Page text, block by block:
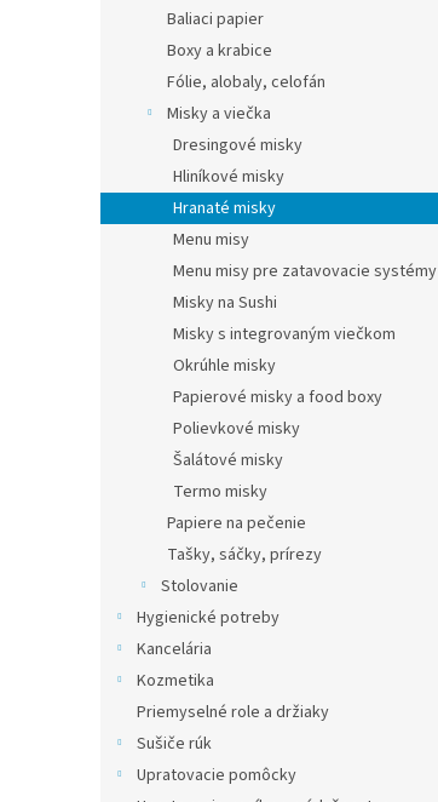
Baliaci papier
Boxy a krabice
Fólie, alobaly, celofán
Misky a viečka
Dresingové misky
Hliníkové misky
Hranaté misky
Menu misy
Menu misy pre zatavovacie systémy
Misky na Sushi
Misky s integrovaným viečkom
Okrúhle misky
Papierové misky a food boxy
Polievkové misky
Šalátové misky
Termo misky
Papiere na pečenie
Tašky, sáčky, prírezy
Stolovanie
Hygienické potreby
Kancelária
Kozmetika
Priemyselné role a držiaky
Sušiče rúk
Upratovacie pomôcky